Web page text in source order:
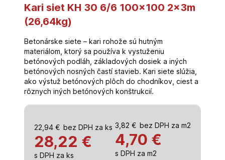
Kari siet KH 30 6/6 100×100 2x3m
(26,64kg)
Betonárske siete – kari rohože sú hutným
materiálom, ktorý sa používa k vystuženiu
betónových podláh, základových dosiek a iných
betónových nosných častí stavieb. Kari siete slúžia,
ako výstuž betónových plôch do chodníkov, ciest a
rôznych iných betónových konštrukcií.
22,94 € bez DPH za ks
28,22 €
s DPH za ks
3,82 € bez DPH za m2
4,70 €
s DPH za m2